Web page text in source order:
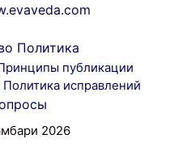
Политика
публикации
Политика исправлений
2026